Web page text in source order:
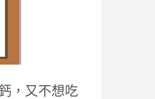
，又不想吃